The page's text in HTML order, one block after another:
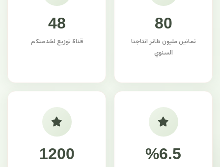
80
ثمانين مليون طائر انتاجنا
السنوي
48
قناة توزيع لخدمتكم
%6.5
1200